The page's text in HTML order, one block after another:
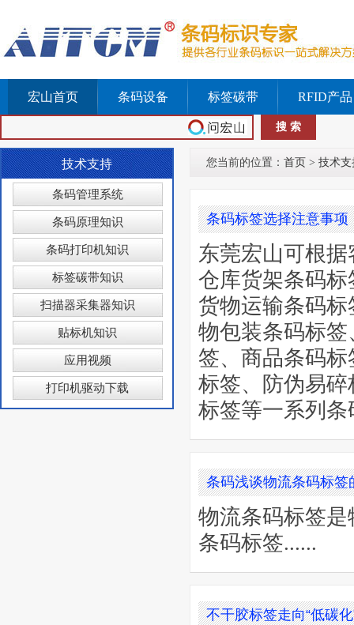
宏山首页 条码设备 标签碳带 RFID产品
技术支持
条码管理系统
条码原理知识
条码打印机知识
标签碳带知识
扫描器采集器知识
贴标机知识
应用视频
打印机驱动下载
您当前的位置： 首页 > 技术支
条码标签选择注意事项
东莞宏山可根
仓库货架条码
货物运输条码
物包装条码标
签、商品条码
标签、防伪易
标签等一系列条
条码浅谈物流条码标签
物流条码标签
条码标签......
不干胶标签走向“低碳化